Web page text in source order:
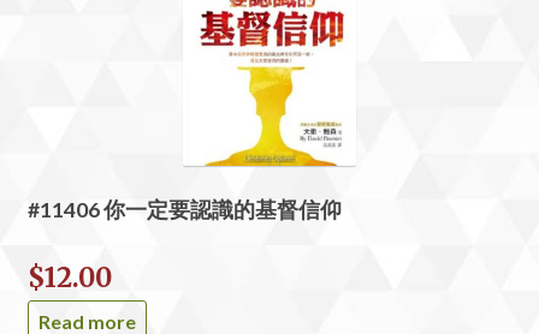
#11406 你一定要認識的基督信仰
$12.00
Read more